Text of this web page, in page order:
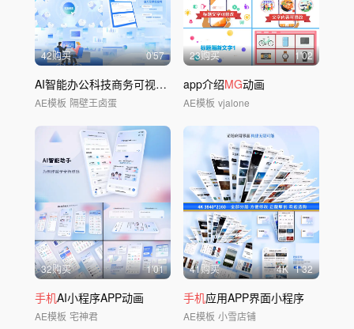
42购买 0'57
AI智能办公科技商务可视化数据 MG动画
AE模板 隔壁王卤蛋
23购买 1'02
app介绍MG动画
AE模板 vjalone
32购买 1'01
手机AI小程序APP动画
AE模板 宅神君
41购买 4K 1'32
手机应用APP界面小程序
AE模板 小雪店铺